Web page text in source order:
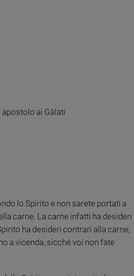
apostolo ai Gàlati
lo Spirito e non sarete portati a
carne. La carne infatti ha desideri
ha desideri contrari alla carne;
a vicenda, sicché voi non fate